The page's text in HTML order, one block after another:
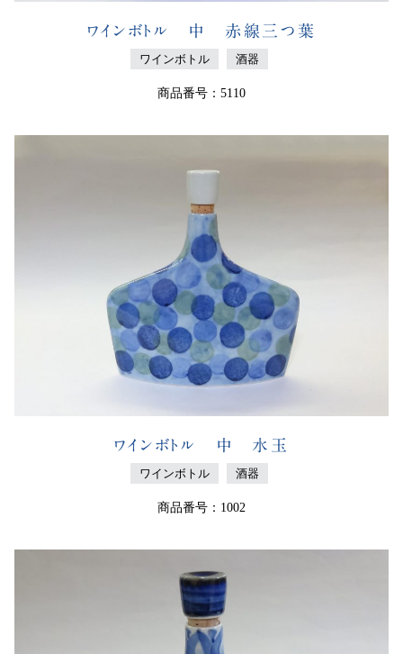
ワインボトル 中 赤線三つ葉
ワインボトル 酒器
商品番号：5110
ワインボトル 中 水玉
ワインボトル 酒器
商品番号：1002